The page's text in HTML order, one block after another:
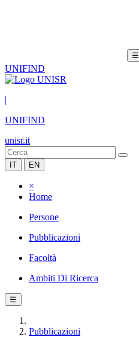
☰
UNIFIND
|
UNIFIND
unisr.it
IT EN
×
Home
Persone
Pubblicazioni
Facoltà
Ambiti Di Ricerca
☰
Pubblicazioni